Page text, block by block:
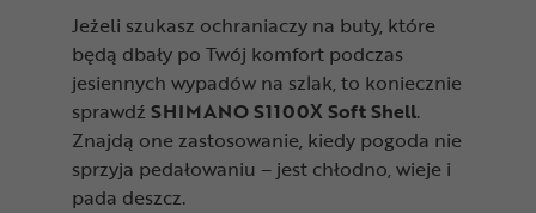
Jeżeli szukasz ochraniaczy na buty, które
będą dbały po Twój komfort podczas
jesiennych wypadów na szlak, to koniecznie
sprawdź SHIMANO S1100X Soft Shell.
Znajdą one zastosowanie, kiedy pogoda nie
sprzyja pedałowaniu – jest chłodno, wieje i
pada deszcz.